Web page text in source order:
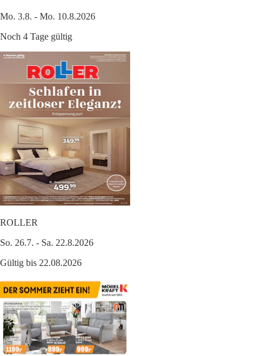
Mo. 3.8. - Mo. 10.8.2026
Noch 4 Tage gültig
ROLLER
So. 26.7. - Sa. 22.8.2026
Gültig bis 22.08.2026